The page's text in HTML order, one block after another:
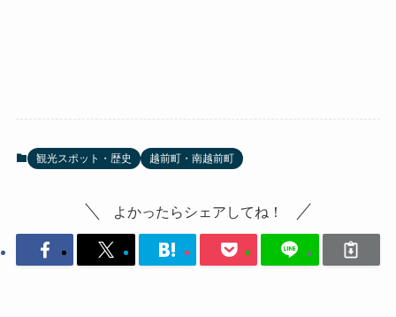
観光スポット・歴史 越前町・南越前町
よかったらシェアしてね！